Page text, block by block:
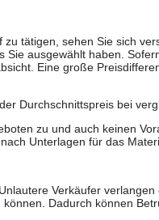
tätigen, sehen Sie sich
Sie ausgewählt haben.
Eine große
Durchschnittspreis bei
zu und auch keinen
Unterlagen für das
Verkäufer
Dadurch können